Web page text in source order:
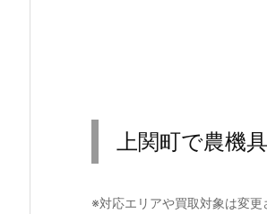
上関町で農機
※対応エリアや買取対象は変